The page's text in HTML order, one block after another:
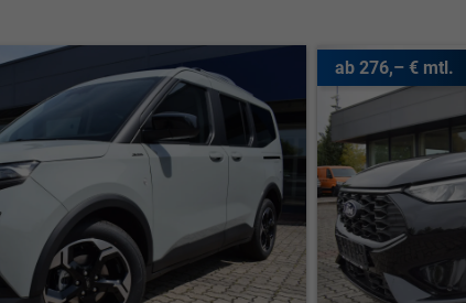
ab 276,– € mtl.